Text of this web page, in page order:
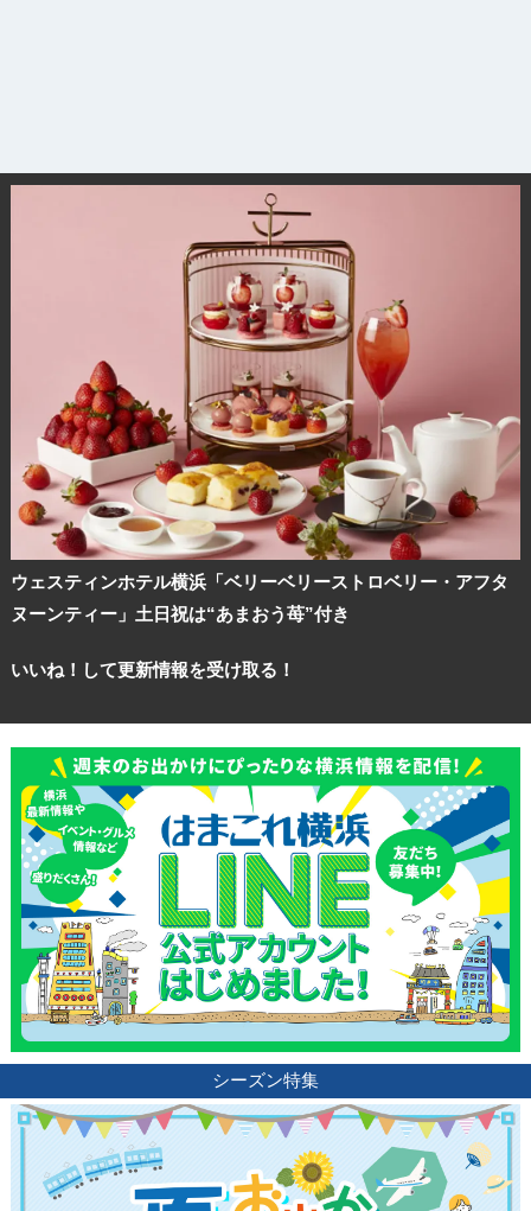
ウェスティンホテル横浜「ベリーベリーストロベリー・アフタ
ヌーンティー」土日祝は“あまおう苺”付き
いいね！して更新情報を受け取る！
シーズン特集